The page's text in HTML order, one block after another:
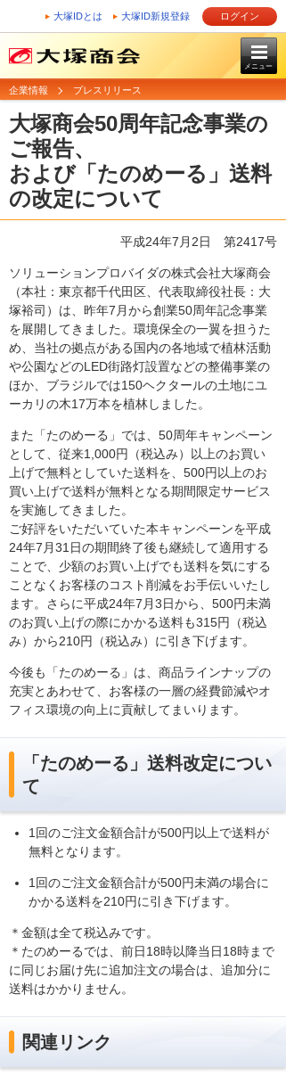
大塚IDとは 大塚ID新規登録 ログイン
メニュー
企業情報 プレスリリース
大塚商会50周年記念事業の
ご報告、
および「たのめーる」送料
の改定について
平成24年7月2日 第2417号
ソリューションプロバイダの株式会社大塚商会
（本社：東京都千代田区、代表取締役社長：大
塚裕司）は、昨年7月から創業50周年記念事業
を展開してきました。環境保全の一翼を担うた
め、当社の拠点がある国内の各地域で植林活動
や公園などのLED街路灯設置などの整備事業の
ほか、ブラジルでは150ヘクタールの土地にユ
ーカリの木17万本を植林しました。
また「たのめーる」では、50周年キャンペーン
として、従来1,000円（税込み）以上のお買い
上げで無料としていた送料を、500円以上のお
買い上げで送料が無料となる期間限定サービス
を実施してきました。
ご好評をいただいていた本キャンペーンを平成
24年7月31日の期間終了後も継続して適用する
ことで、少額のお買い上げでも送料を気にする
ことなくお客様のコスト削減をお手伝いいたし
ます。さらに平成24年7月3日から、500円未満
のお買い上げの際にかかる送料も315円（税込
み）から210円（税込み）に引き下げます。
今後も「たのめーる」は、商品ラインナップの
充実とあわせて、お客様の一層の経費節減やオ
フィス環境の向上に貢献してまいります。
「たのめーる」送料改定につい
て
1回のご注文金額合計が500円以上で送料が
無料となります。
1回のご注文金額合計が500円未満の場合に
かかる送料を210円に引き下げます。
＊金額は全て税込みです。
＊たのめーるでは、前日18時以降当日18時まで
に同じお届け先に追加注文の場合は、追加分に
送料はかかりません。
関連リンク